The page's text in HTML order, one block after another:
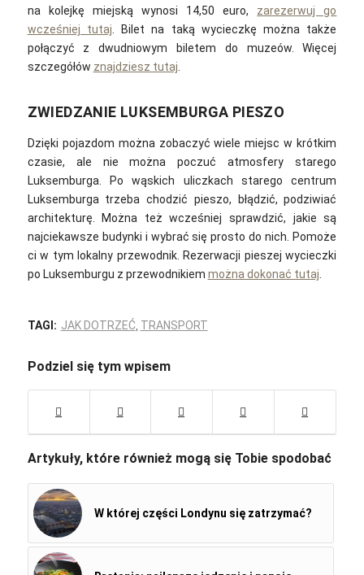
na kolejkę miejską wynosi 14,50 euro, zarezerwuj go
wcześniej tutaj . Bilet na taką wycieczkę można także
połączyć z dwudniowym biletem do muzeów. Więcej
szczegółów znajdziesz tutaj
ZWIEDZANIE LUKSEMBURGA PIESZO
Dzięki pojazdom można zobaczyć wiele miejsc w krótkim
czasie, ale nie można poczuć atmosfery starego
Luksemburga. Po wąskich uliczkach starego centrum
Luksemburga trzeba chodzić pieszo, błądzić, podziwiać
architekturę. Można też wcześniej sprawdzić, jakie są
najciekawsze budynki i wybrać się prosto do nich. Pomoże
ci w tym lokalny przewodnik. Rezerwacji pieszej wycieczki
po Luksemburgu z przewodnikiem można dokonać tutaj.
TAGI: JAK DOTRZEĆ, TRANSPORT
Podziel się tym wpisem
Artykuły, które również mogą się Tobie spodobać
W której części Londynu się zatrzymać?